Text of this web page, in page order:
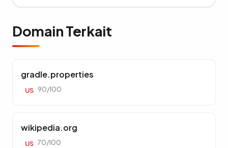
Domain Terkait
gradle.properties
US 90/100
wikipedia.org
US 70/100